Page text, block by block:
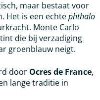
maar bestaat voor
Het is een echtephthalo
Monte Carlo
die bij verzadiging
groenblauw neigt.
door Ocres de France,
lange traditie in